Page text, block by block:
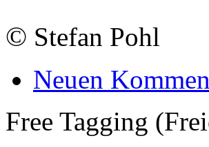
© Stefan Pohl
Neuen
Free Tagging